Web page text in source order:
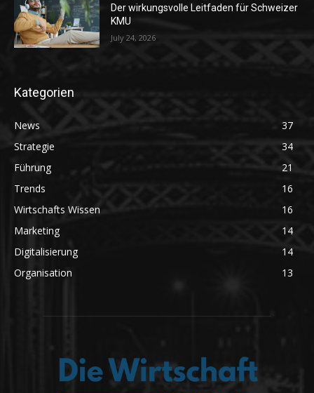
Der wirkungsvolle Leitfaden für Schweizer
KMU
July 24, 2026
Kategorien
News
37
Strategie
34
Führung
21
Trends
16
Wirtschafts Wissen
16
Marketing
14
Digitalisierung
14
Organisation
13